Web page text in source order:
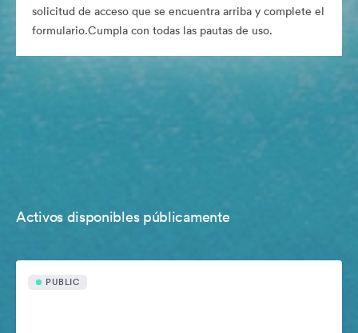
solicitud de acceso que se encuentra arriba y complete el
formulario.Cumpla con todas las pautas de uso.
Activos disponibles públicamente
PUBLIC